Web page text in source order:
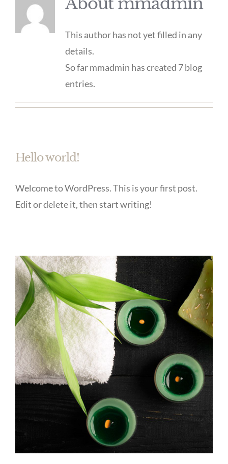
This author has not yet filled in any
details.
So far mmadmin has created 7 blog
entries.
Hello world!
Welcome to WordPress. This is your first post.
Edit or delete it, then start writing!